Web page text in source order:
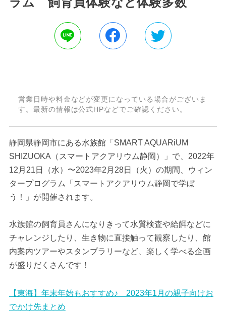
営業日時や料金などが変更になっている場合がございま
す。最新の情報は公式HPなどでご確認ください。
静岡県静岡市にある水族館「SMART AQUARiUM
SHIZUOKA（スマートアクアリウム静岡）」で、2022年
12月21日（水）〜2023年2月28日（火）の期間、ウィン
タープログラム「スマートアクアリウム静岡で学ぼ
う！」が開催されます。
水族館の飼育員さんになりきって水質検査や給餌などに
チャレンジしたり、生き物に直接触って観察したり、館
内案内ツアーやスタンプラリーなど、楽しく学べる企画
が盛りだくさんです！
【東海】年末年始もおすすめ♪ 2023年1月の親子向けお
でかけ先まとめ